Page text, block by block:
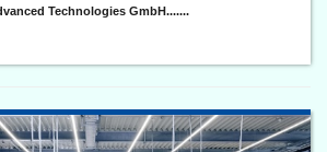
Technologies GmbH.......